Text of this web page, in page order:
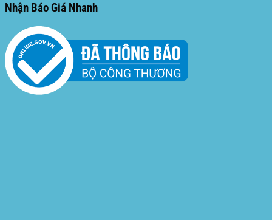
Nhận Báo Giá Nhanh